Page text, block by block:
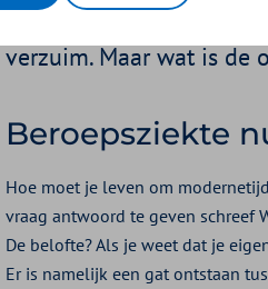
‘aan’ te staan. Minder
verzuim. Maar wat is de
Beroepsziekte
Hoe moet je leven om
vraag antwoord te geven schreef
De belofte? Als je weet dat je
Er is namelijk een gat ontstaan